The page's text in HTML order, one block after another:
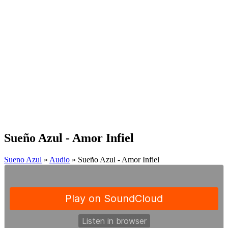
Sueño Azul - Amor Infiel
Sueno Azul » Audio » Sueño Azul - Amor Infiel